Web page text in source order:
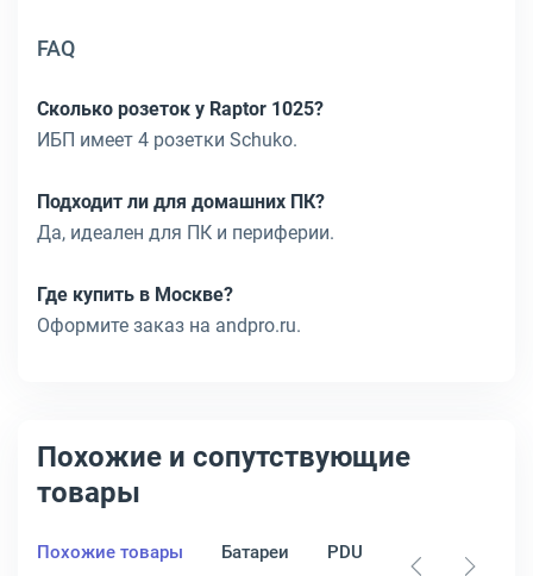
FAQ
Сколько розеток у Raptor 1025?
ИБП имеет 4 розетки Schuko.
Подходит ли для домашних ПК?
Да, идеален для ПК и периферии.
Где купить в Москве?
Оформите заказ на andpro.ru.
Похожие и сопутствующие
товары
Похожие товары Батареи PDU